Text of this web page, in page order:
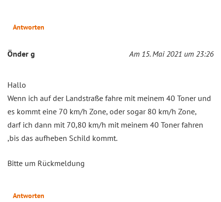
Antworten
Önder g Am 15. Mai 2021 um 23:26
Hallo
Wenn ich auf der Landstraße fahre mit meinem 40 Toner und
es kommt eine 70 km/h Zone, oder sogar 80 km/h Zone,
darf ich dann mit 70,80 km/h mit meinem 40 Toner fahren
,bis das aufheben Schild kommt.
Bitte um Rückmeldung
Antworten